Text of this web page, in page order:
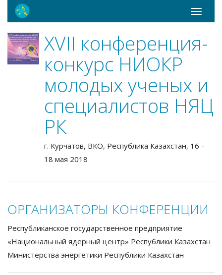
Toggle
ХVII конференция-
конкурс НИОКР
молодых ученых и
специалистов НЯЦ
РК
г. Курчатов, ВКО, Республика Казахстан, 16 -
18 мая 2018
ОРГАНИЗАТОРЫ КОНФЕРЕНЦИИ
Республиканское государственное предприятие
«Национальный ядерный центр» Республики Казахстан
Министерства энергетики Республики Казахстан